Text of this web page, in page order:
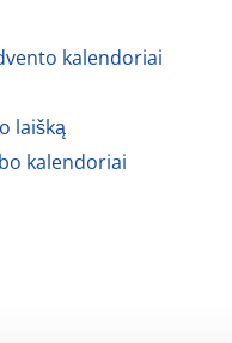
kalendoriai
laišką
kalendoriai